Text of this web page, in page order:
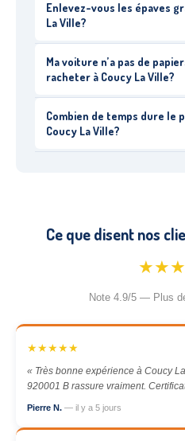
Enlevez-vous les épaves
La Ville?
Ma voiture n’a pas de
racheter à Coucy La Ville?
Combien de temps dure le
Coucy La Ville?
Ce que disent nos
Note 4.9/5 — Plus
★★★★★
« Très bonne expérience à Coucy
920001 B rassure vraiment.
Pierre N. — il y a 5 jours